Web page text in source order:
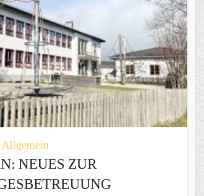
Allgemein
NEUES ZUR